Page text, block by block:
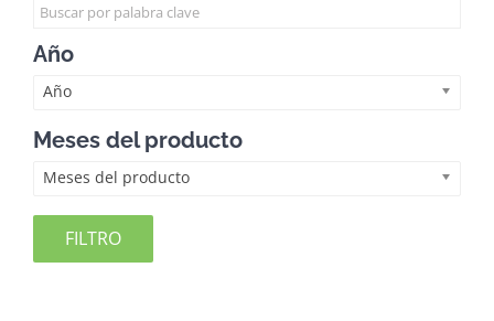
Año
Año
Meses del producto
Meses del producto
FILTRO